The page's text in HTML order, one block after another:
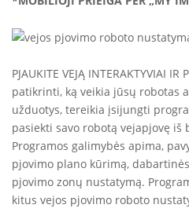
PJAUKITE VEJĄ INTERAKTYVIAI
patikrinti, ką veikia jūsų robotas
užduotys, tereikia įsijungti
pasiekti savo robotą vejapjovę iš
Programos galimybės apima,
pjovimo plano kūrimą,
pjovimo zonų nustatymą.
kitus vejos pjovimo roboto